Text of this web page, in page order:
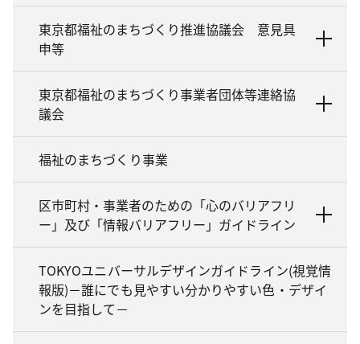
東京都福祉のまちづくり推進協議会 意見具
申等
東京都福祉のまちづくり事業者団体等連絡協
議会
福祉のまちづくり事業
区市町村・事業者のための「心のバリアフリ
ー」及び「情報バリアフリー」ガイドライン
TOKYOユニバーサルデザインガイドライン(視覚情
報版)－誰にでも見やすい分かりやすい色・デザイ
ンを目指して－